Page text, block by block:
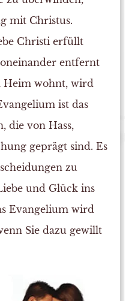
mit Christus.
Christi erfüllt
entfernt
Heim wohnt, wird
ist das
die von Hass,
geprägt sind. Es
zu
und Glück ins
Evangelium wird
Sie dazu gewillt